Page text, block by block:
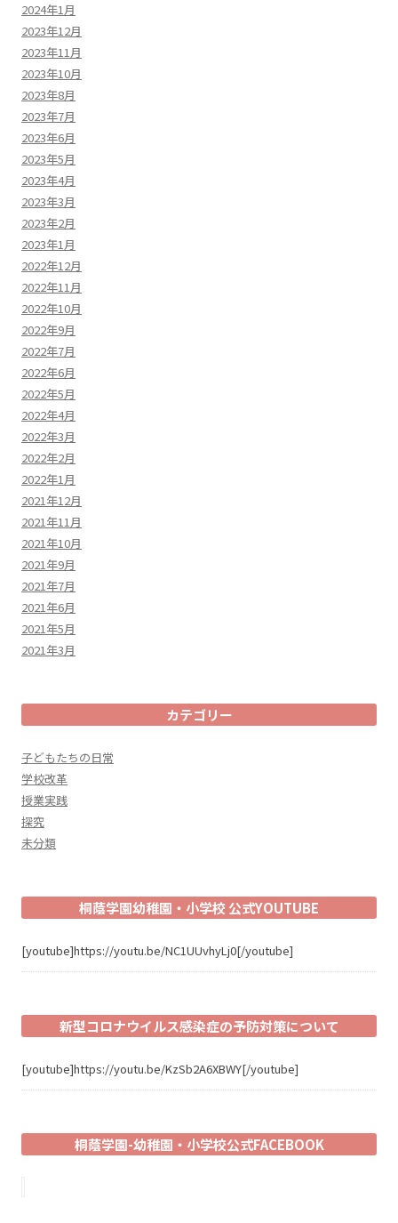
2024年1月
2023年12月
2023年11月
2023年10月
2023年8月
2023年7月
2023年6月
2023年5月
2023年4月
2023年3月
2023年2月
2023年1月
2022年12月
2022年11月
2022年10月
2022年9月
2022年7月
2022年6月
2022年5月
2022年4月
2022年3月
2022年2月
2022年1月
2021年12月
2021年11月
2021年10月
2021年9月
2021年7月
2021年6月
2021年5月
2021年3月
カテゴリー
子どもたちの日常
学校改革
授業実践
探究
未分類
桐蔭学園幼稚園・小学校 公式YOUTUBE
[youtube]https://youtu.be/NC1UUvhyLj0[/youtube]
新型コロナウイルス感染症の予防対策について
[youtube]https://youtu.be/KzSb2A6XBWY[/youtube]
桐蔭学園-幼稚園・小学校公式FACEBOOK